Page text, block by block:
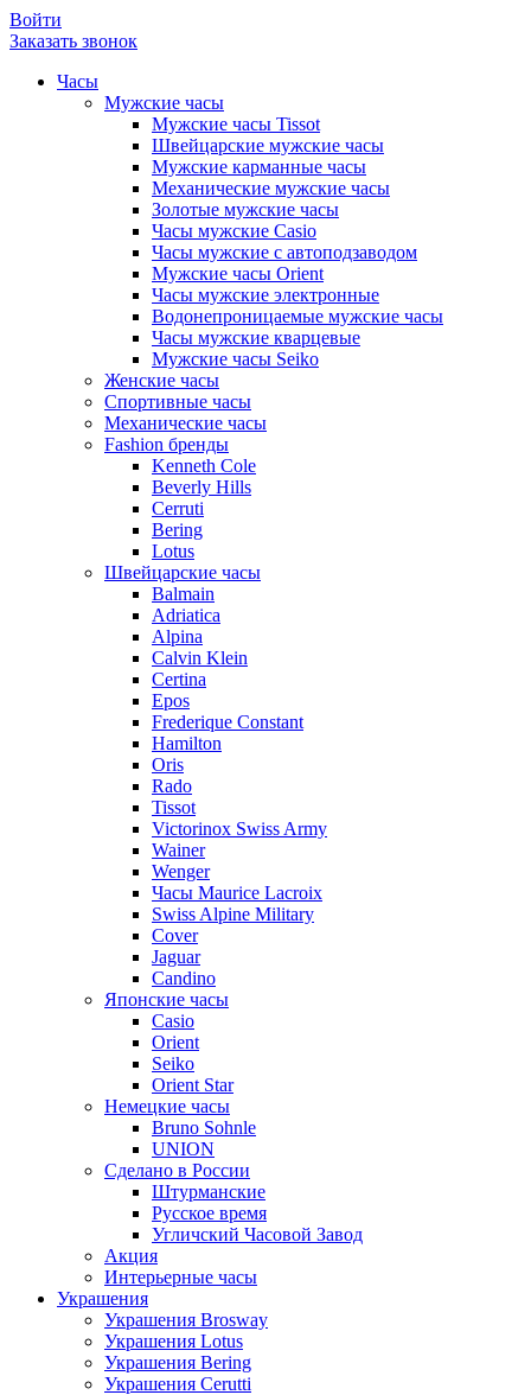
Войти
Заказать звонок
Часы
Мужские часы
Мужские часы Tissot
Швейцарские мужские часы
Мужские карманные часы
Механические мужские часы
Золотые мужские часы
Часы мужские Casio
Часы мужские с автоподзаводом
Мужские часы Orient
Часы мужские электронные
Водонепроницаемые мужские часы
Часы мужские кварцевые
Мужские часы Seiko
Женские часы
Спортивные часы
Механические часы
Fashion бренды
Kenneth Cole
Beverly Hills
Cerruti
Bering
Lotus
Швейцарские часы
Balmain
Adriatica
Alpina
Calvin Klein
Certina
Epos
Frederique Constant
Hamilton
Oris
Rado
Tissot
Victorinox Swiss Army
Wainer
Wenger
Часы Maurice Lacroix
Swiss Alpine Military
Cover
Jaguar
Candino
Японские часы
Casio
Orient
Seiko
Orient Star
Немецкие часы
Bruno Sohnle
UNION
Сделано в России
Штурманские
Русское время
Угличский Часовой Завод
Акция
Интерьерные часы
Украшения
Украшения Brosway
Украшения Lotus
Украшения Bering
Украшения Cerutti